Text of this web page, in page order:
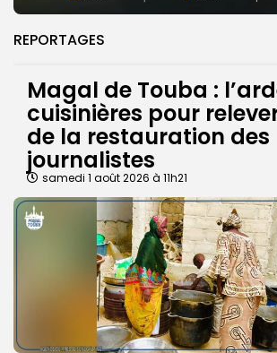
REPORTAGES
Magal de Touba :
cuisinières pour
de la restauration des
journalistes
samedi 1 août 2026 à 11h21